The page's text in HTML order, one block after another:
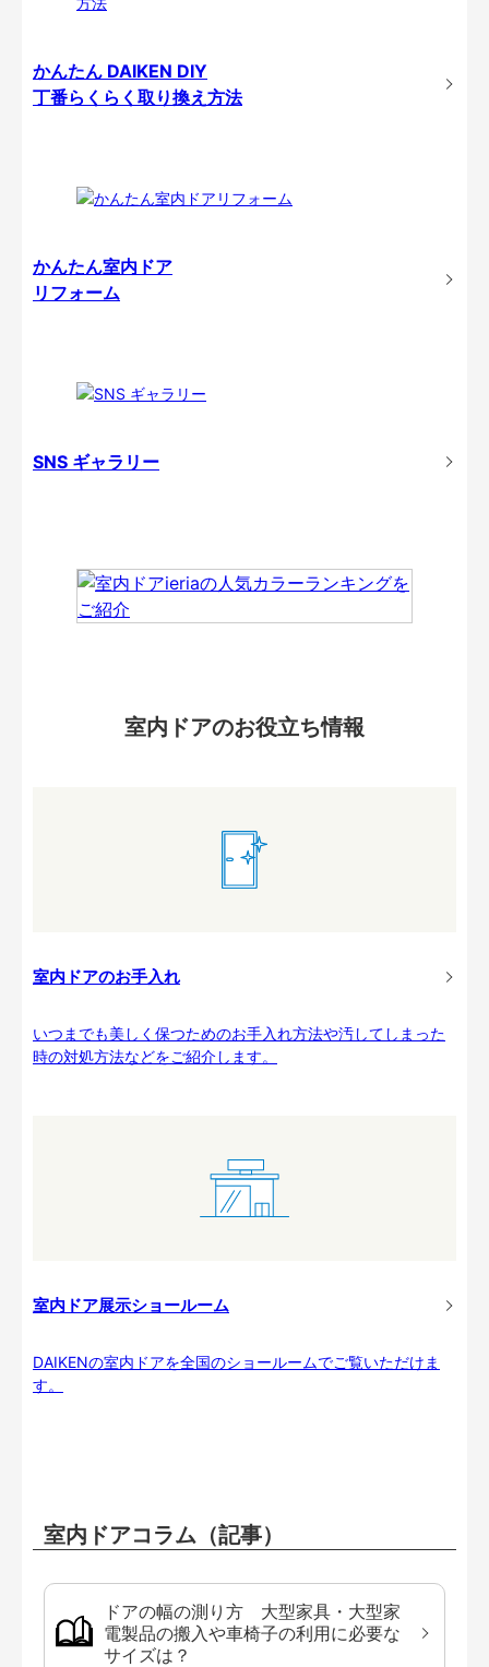
かんたん DAIKEN DIY
丁番らくらく取り換え方法
かんたん室内ドア
リフォーム
SNS ギャラリー
室内ドアのお役立ち情報
室内ドアのお手入れ
いつまでも美しく保つためのお手入れ方法や汚してしまった
時の対処方法などをご紹介します。
室内ドア展示ショールーム
DAIKENの室内ドアを全国のショールームでご覧いただけま
す。
室内ドアコラム（記事）
ドアの幅の測り方 大型家具・大型家
電製品の搬入や車椅子の利用に必要な
サイズは？